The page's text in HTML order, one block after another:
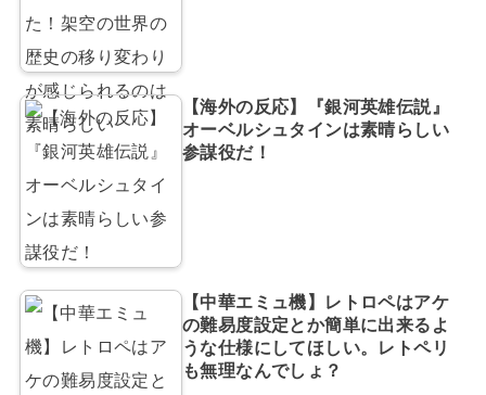
【海外の反応】『銀河英雄伝説』
オーベルシュタインは素晴らしい
参謀役だ！
【中華エミュ機】レトロペはアケ
の難易度設定とか簡単に出来るよ
うな仕様にしてほしい。レトペリ
も無理なんでしょ？